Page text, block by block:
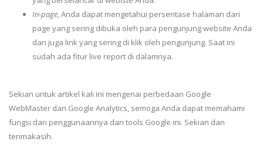
In-page, Anda dapat mengetahui persentase halaman dari
page yang sering dibuka oleh para pengunjung website Anda
dan juga link yang sering di klik oleh pengunjung. Saat ini
sudah ada fitur live report di dalamnya.
Sekian untuk artikel kali ini mengenai perbedaan Google
WebMaster dan Google Analytics, semoga Anda dapat memahami
fungsi dan penggunaannya dari tools Google ini. Sekian dan
terimakasih.